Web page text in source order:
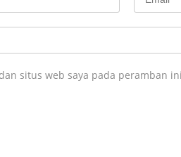
situs web saya pada peramban